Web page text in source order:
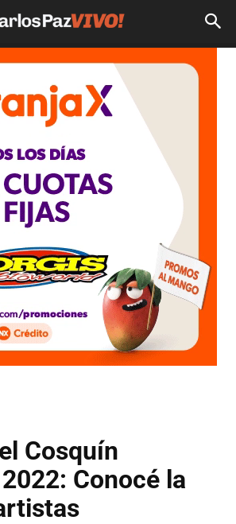
Cosquín
Conocé la